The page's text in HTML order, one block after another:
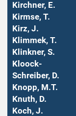
Kirchner, E.
Kirmse, T.
Kirz, J.
Klimmek, T.
Klinkner, S.
Kloock-
Schreiber, D.
Knopp, M.T.
Knuth, D.
Koch, J.